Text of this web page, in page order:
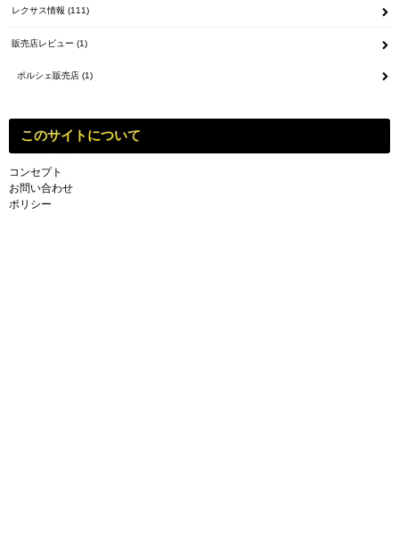
レクサス情報(111)
販売店レビュー(1)
ポルシェ販売店 (1)
このサイトについて
コンセプト
お問い合わせ
ポリシー